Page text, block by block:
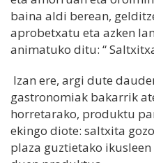
baina aldi berean,
aprobetxatu eta azken
animatuko ditu: “
Izan ere, argi dute
gastronomiak bakarrik
horretarako, produktu
ekingo diote: saltxita
plaza guztietako